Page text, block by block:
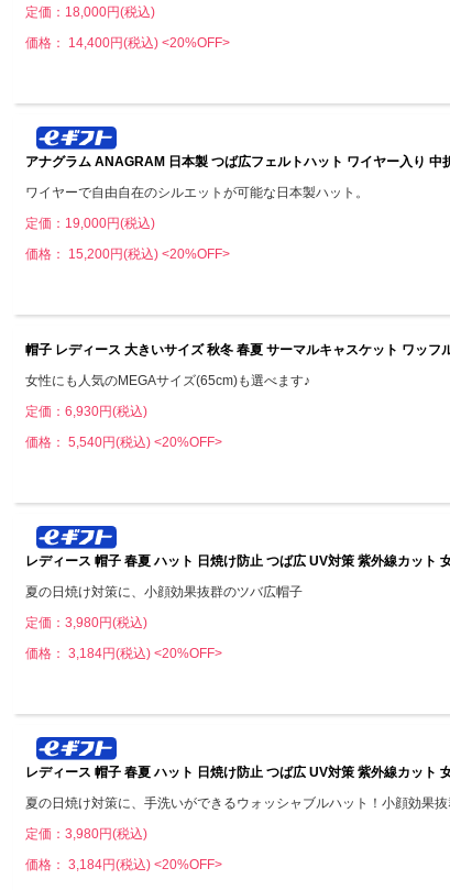
定価：18,000円(税込)
価格： 14,400円(税込) <20%OFF>
アナグラム ANAGRAM 日本製 つば広フェルトハット ワイヤー入り
ワイヤーで自由自在のシルエットが可能な日本製ハット。
定価：19,000円(税込)
価格： 15,200円(税込) <20%OFF>
帽子 レディース 大きいサイズ 秋冬 春夏 サーマルキャスケット ワッ
女性にも人気のMEGAサイズ(65cm)も選べます♪
定価：6,930円(税込)
価格： 5,540円(税込) <20%OFF>
レディース 帽子 春夏 ハット 日焼け防止 つば広 UV対策 紫外線カッ
夏の日焼け対策に、小顔効果抜群のツバ広帽子
定価：3,980円(税込)
価格： 3,184円(税込) <20%OFF>
レディース 帽子 春夏 ハット 日焼け防止 つば広 UV対策 紫外線カッ
夏の日焼け対策に、手洗いができるウォッシャブルハット！小顔効果
定価：3,980円(税込)
価格： 3,184円(税込) <20%OFF>